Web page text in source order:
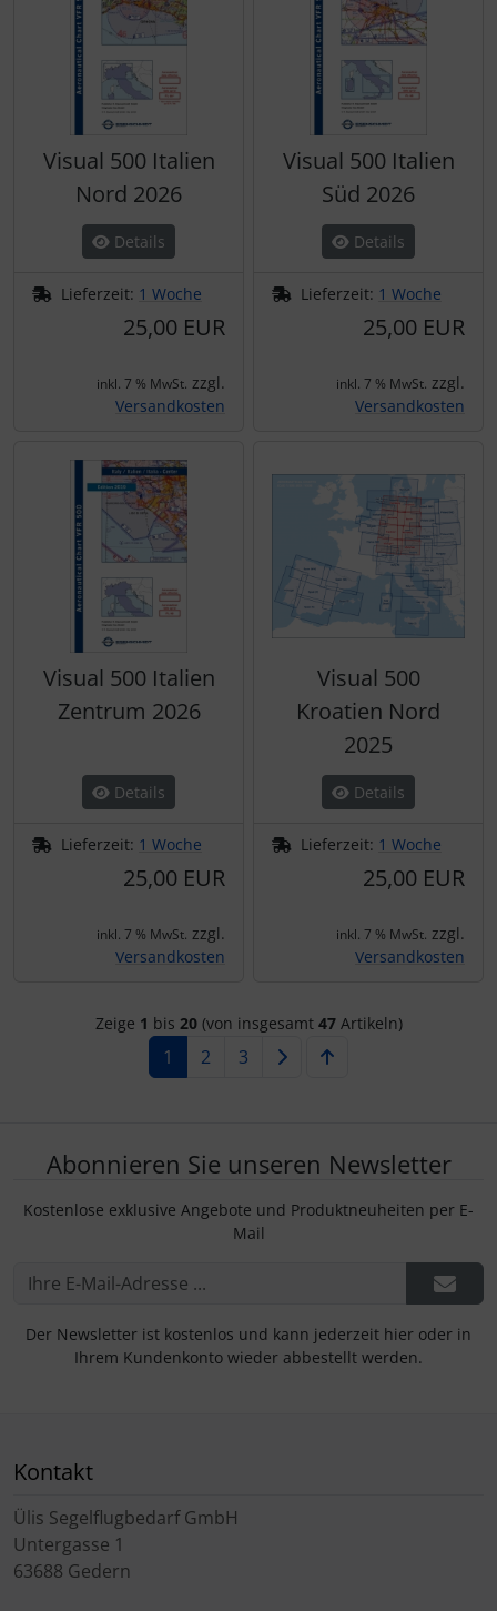
Visual 500 Italien
Nord 2026
Details
Lieferzeit: 1 Woche
25,00 EUR
inkl. 7 % MwSt. zzgl.
Versandkosten
Visual 500 Italien
Süd 2026
Details
Lieferzeit: 1 Woche
25,00 EUR
inkl. 7 % MwSt. zzgl.
Versandkosten
Visual 500 Italien
Zentrum 2026
Details
Lieferzeit: 1 Woche
25,00 EUR
inkl. 7 % MwSt. zzgl.
Versandkosten
Visual 500
Kroatien Nord
2025
Details
Lieferzeit: 1 Woche
25,00 EUR
inkl. 7 % MwSt. zzgl.
Versandkosten
Zeige 1 bis 20(von insgesamt 47Artikeln)
1 2 3
Abonnieren Sie unseren Newsletter
Kostenlose exklusive Angebote und Produktneuheiten per E-
Mail
Der Newsletter ist kostenlos und kann jederzeit hier oder in
Ihrem Kundenkonto wieder abbestellt werden.
Kontakt
Ülis Segelflugbedarf GmbH
Untergasse 1
63688 Gedern